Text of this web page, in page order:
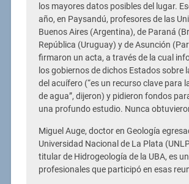
los mayores datos posibles del lugar.
año, en Paysandú, profesores de las
Buenos Aires (Argentina), de Paraná
República (Uruguay) y de Asunción
firmaron un acta, a través de la cual
los gobiernos de dichos Estados sobre
del acuífero (“es un recurso clave para
de agua”, dijeron) y pidieron fondos
una profundo estudio. Nunca
Miguel Auge, doctor en Geología
Universidad Nacional de La Plata
titular de Hidrogeología de la UBA, es
profesionales que participó en esas